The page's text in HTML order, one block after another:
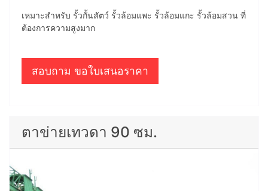
เหมาะสำหรับ รั้วกั้นสัตว์ รั้วล้อมแพะ รั้วล้อมแกะ รั้วล้อมสวน ที่
ต้องการความสูงมาก
สอบถาม ขอใบเสนอราคา
ตาข่ายเทวดา 90 ซม.